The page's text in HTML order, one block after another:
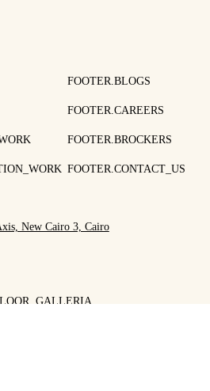
FOOTER.BLOGS
FOOTER.CAREERS
FOOTER.BROCKERS
FOOTER.CONTACT_US
New Cairo 3, Cairo
GALLERIA